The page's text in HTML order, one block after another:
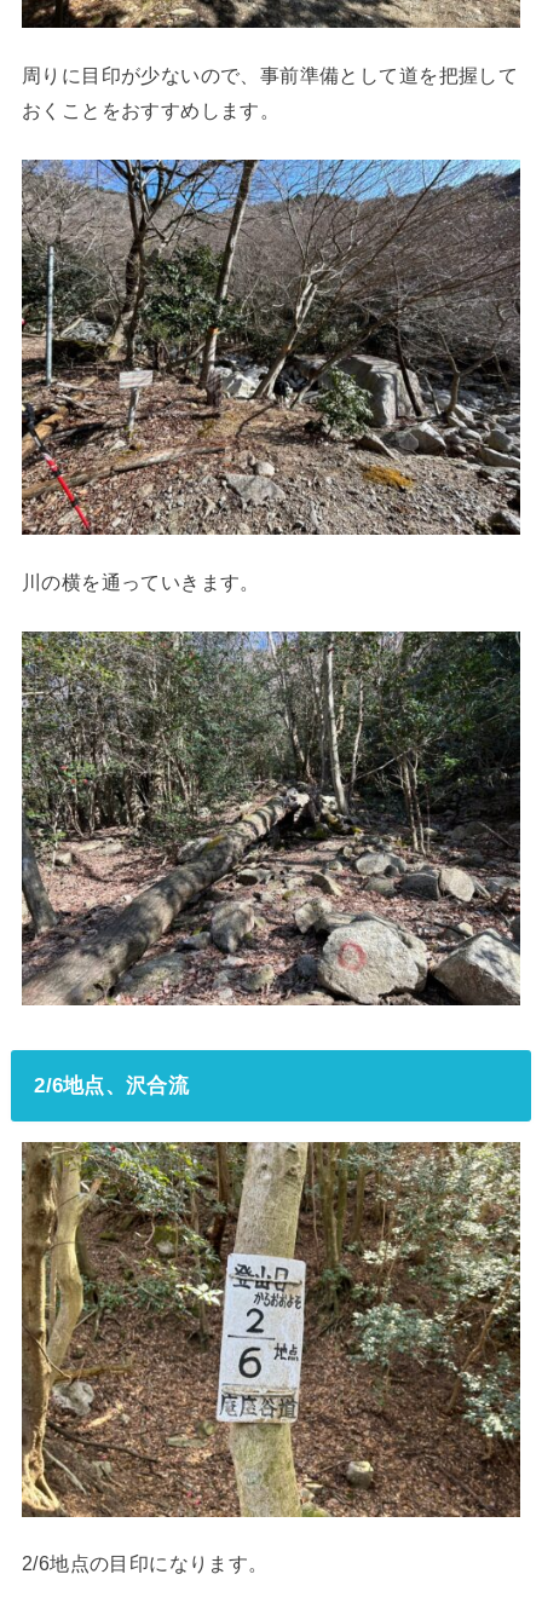
周りに目印が少ないので、事前準備として道を把握して
おくことをおすすめします。
川の横を通っていきます。
2/6地点、沢合流
2/6地点の目印になります。